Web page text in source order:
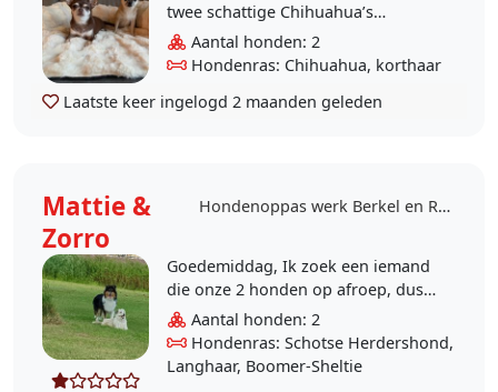
twee schattige Chihuahua’s
(zomervakantie 2026) 🐾 Voor onze
twee kleine hondenkindjes zoeken
Aantal honden: 2
Hondenras: Chihuahua, korthaar
Laatste keer ingelogd 2 maanden geleden
Mattie &
Zorro
Hondenoppas werk Berkel en Rodenrijs
Goedemiddag, Ik zoek een iemand
die onze 2 honden op afroep, dus
incidenteel rond (begin van) de
middag op een schooldag of tijd in
over..
Aantal honden: 2
Hondenras: Schotse Herdershond,
Langhaar, Boomer-Sheltie